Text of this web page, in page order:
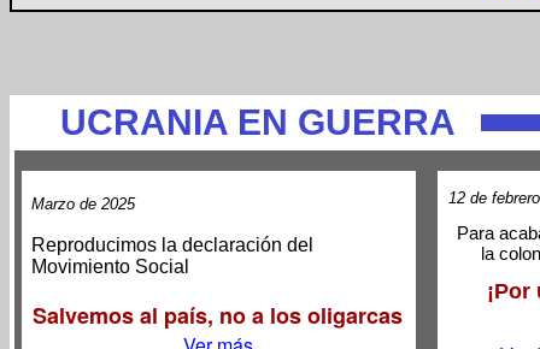
UCRANIA EN GUERRA
Marzo de 2025
Reproducimos la declaración del
Movimiento Social
Salvemos al país, no a los oligarcas
12 de
Para
la